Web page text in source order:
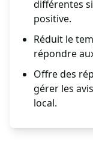
différentes
positive.
Réduit le
répondre
Offre des
gérer les
local.